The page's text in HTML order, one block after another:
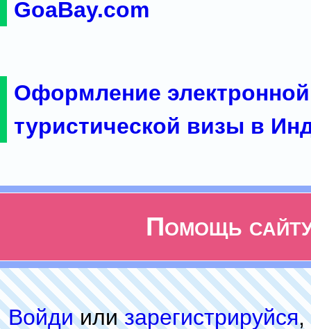
GoaBay.com
Оформление электронной
туристической визы в
Помощь
Войдиилизарeгиcтpируйся,